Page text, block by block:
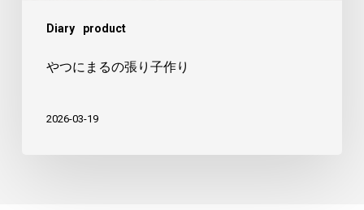
Diary product
やつにまるの張り子作り
2026-03-19